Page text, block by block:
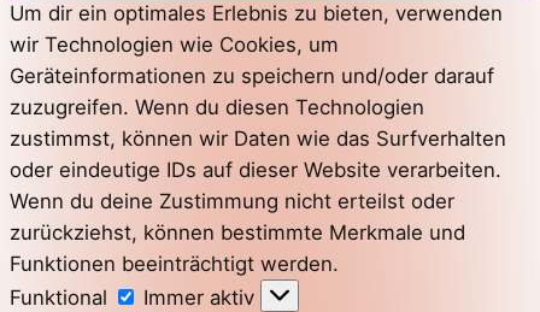
Um dir ein optimales Erlebnis zu bieten, verwenden
wir Technologien wie Cookies, um
Geräteinformationen zu speichern und/oder darauf
zuzugreifen. Wenn du diesen Technologien
zustimmst, können wir Daten wie das Surfverhalten
oder eindeutige IDs auf dieser Website verarbeiten.
Wenn du deine Zustimmung nicht erteilst oder
zurückziehst, können bestimmte Merkmale und
Funktionen beeinträchtigt werden.
Funktional
Funktional
Immer aktiv